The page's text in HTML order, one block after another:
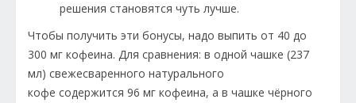
решения становятся чуть лучше.
Чтобы получить эти бонусы, надо выпить от 40 до
300 мг кофеина. Для сравнения: в одной чашке (237
мл) свежесваренного натурального
кофе содержится 96 мг кофеина, а в чашке чёрного